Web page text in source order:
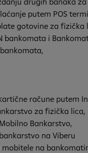
putem POS
gotovine za fizička
bankomata i
račune putem
za fizička lica,
Bankarstvo,
na Viberu
na